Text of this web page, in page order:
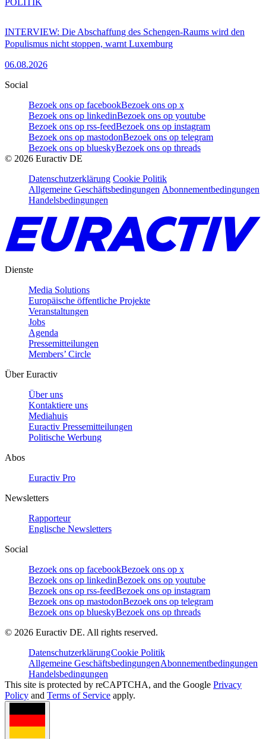
INTERVIEW: Die Abschaffung des Schengen-Raums wird den
Populismus nicht stoppen, warnt Luxemburg
06.08.2026
POLITIK
Social
Bezoek ons op facebookBezoek ons op x
Bezoek ons op linkedinBezoek ons op youtube
Bezoek ons op rss-feedBezoek ons op instagram
Bezoek ons op mastodonBezoek ons op telegram
Bezoek ons op blueskyBezoek ons op threads
© 2026 Euractiv DE
Datenschutzerklärung Cookie Politik
Allgemeine Geschäftsbedingungen Abonnementbedingungen
Handelsbedingungen
Dienste
Media Solutions
Europäische öffentliche Projekte
Veranstaltungen
Jobs
Agenda
Pressemitteilungen
Members’ Circle
Über Euractiv
Über uns
Kontaktiere uns
Mediahuis
Euractiv Pressemitteilungen
Politische Werbung
Abos
Euractiv Pro
Newsletters
Rapporteur
Englische Newsletters
Social
Bezoek ons op facebookBezoek ons op x
Bezoek ons op linkedinBezoek ons op youtube
Bezoek ons op rss-feedBezoek ons op instagram
Bezoek ons op mastodonBezoek ons op telegram
Bezoek ons op blueskyBezoek ons op threads
© 2026 Euractiv DE. All rights reserved.
DatenschutzerklärungCookie Politik
Allgemeine GeschäftsbedingungenAbonnementbedingungen
Handelsbedingungen
This site is protected by reCAPTCHA, and the Google Privacy
Policy and Terms of Service apply.